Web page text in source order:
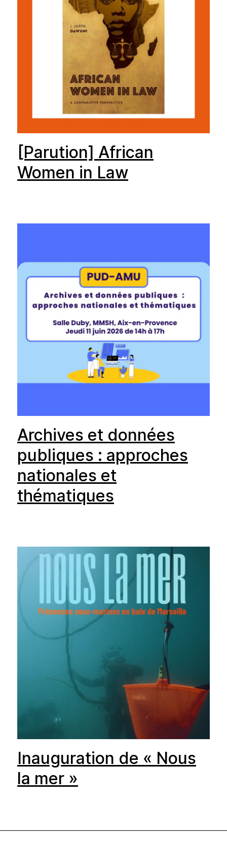
[Parution] African
Women in Law
Archives et données
publiques : approches
nationales et
thématiques
Inauguration de « Nous
la mer »